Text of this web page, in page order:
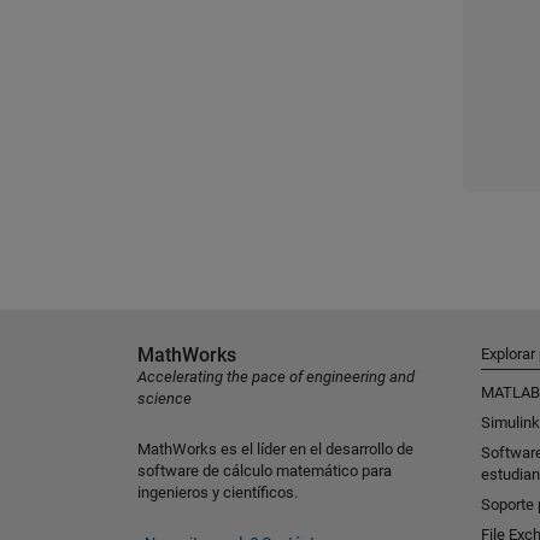
MathWorks
Accelerating the pace of engineering and
science
MathWorks es el líder en el desarrollo de
software de cálculo matemático para
ingenieros y científicos.
MATLAB
Simulink
Soporte
File